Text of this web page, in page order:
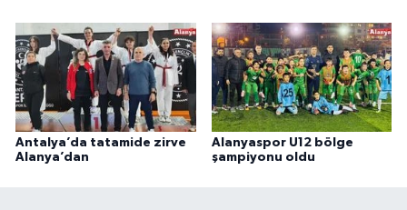
Antalya’da tatamide zirve
Alanya’dan
Alanyaspor U12 bölge
şampiyonu oldu